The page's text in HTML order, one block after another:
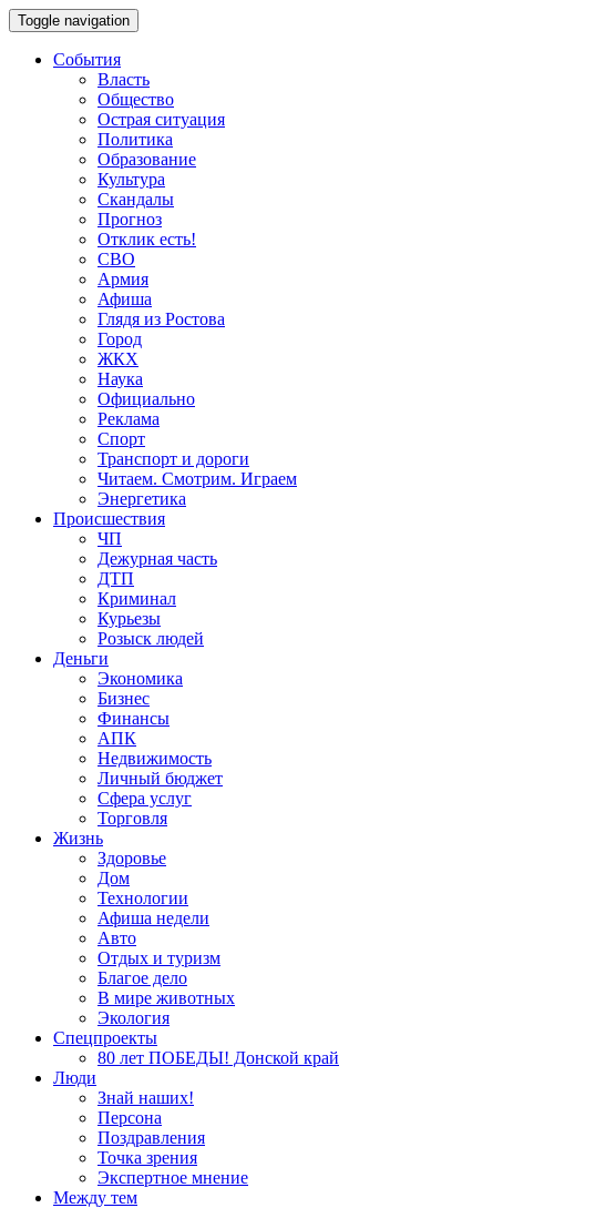
Toggle navigation
События
Власть
Общество
Острая ситуация
Политика
Образование
Культура
Скандалы
Прогноз
Отклик есть!
СВО
Армия
Афиша
Глядя из Ростова
Город
ЖКХ
Наука
Официально
Реклама
Спорт
Транспорт и дороги
Читаем. Смотрим. Играем
Энергетика
Происшествия
ЧП
Дежурная часть
ДТП
Криминал
Курьезы
Розыск людей
Деньги
Экономика
Бизнес
Финансы
АПК
Недвижимость
Личный бюджет
Сфера услуг
Торговля
Жизнь
Здоровье
Дом
Технологии
Афиша недели
Авто
Отдых и туризм
Благое дело
В мире животных
Экология
Спецпроекты
80 лет ПОБЕДЫ! Донской край
Люди
Знай наших!
Персона
Поздравления
Точка зрения
Экспертное мнение
Между тем